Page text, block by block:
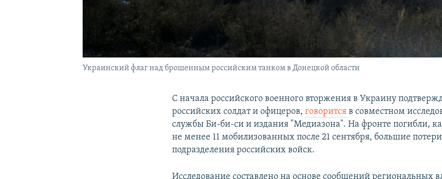
Украинский флаг над брошенным российским танком в Донецкой области
С начала российского военного вторжения в Украину
российских солдат и офицеров,говорится в совместном
службы Би-би-си и издания "Медиазона". На фронте погибли,
не менее 11 мобилизованных после 21 сентября, большие
подразделения российских войск.
Исследование составлено на основе сообщений региональных